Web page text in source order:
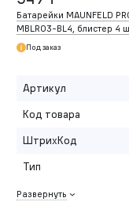
Батарейки MAUNFELD
MBLR03-BL4, блистер 4
Под заказ
Артикул
Код товара
ШтрихКод
Тип
Развернуть